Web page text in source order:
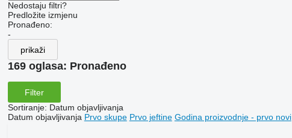
Nedostaju filtri?
Predložite izmjenu
Pronađeno:
-
prikaži
169 oglasa: Pronađeno
Filter
Sortiranje: Datum objavljivanja
Datum objavljivanja Prvo skupe Prvo jeftine Godina proizvodnje - prvo novi